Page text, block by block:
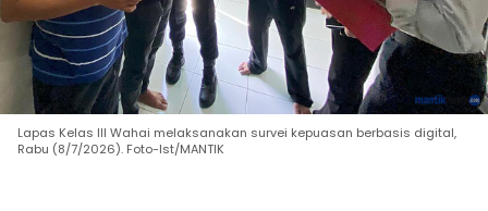
Lapas Kelas III Wahai melaksanakan survei kepuasan berbasis digital,
Rabu (8/7/2026). Foto-Ist/MANTIK